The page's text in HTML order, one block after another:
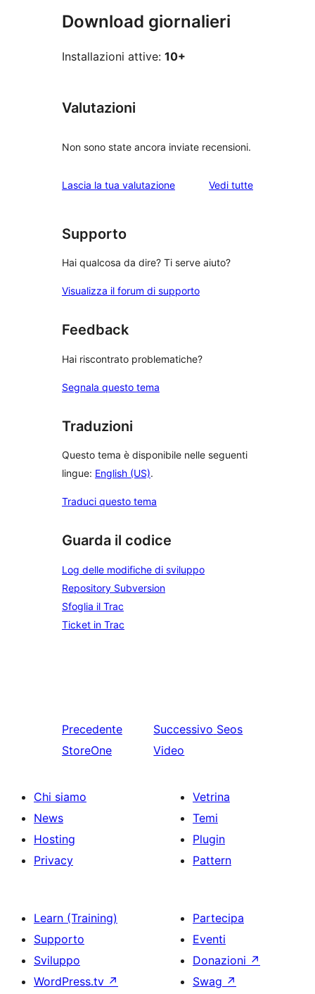
Download giornalieri
Installazioni attive: 10+
Valutazioni
Non sono state ancora inviate recensioni.
Lascia la tua valutazione Vedi tuttele
Supporto
Hai qualcosa da dire? Ti serve aiuto?
Visualizza il forum di supporto
Feedback
Hai riscontrato problematiche?
Segnala questo tema
Traduzioni
Questo tema è disponibile nelle seguenti
lingue: English (US).
Traduci questo tema
Guarda il codice
Log delle modifiche di sviluppo
Repository Subversion
Sfoglia il Trac
Ticket in Trac
Precedente
StoreOne
Successivo Seos
Video
Chi siamo
News
Hosting
Privacy
Vetrina
Temi
Plugin
Pattern
Learn (Training)
Supporto
Sviluppo
WordPress.tv ↗
Partecipa
Eventi
Donazioni ↗
Swag ↗